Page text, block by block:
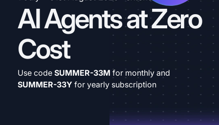
AI Agents at Zero
Cost
Use code SUMMER-33M for monthly and
SUMMER-33Y for yearly subscription